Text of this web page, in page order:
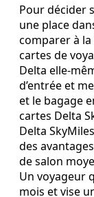
Pour décider
une place
comparer à
cartes de
Delta elle-
d’entrée et
et le bagage
cartes Delta
Delta
des
de salon
Un voyageur
mois et vise